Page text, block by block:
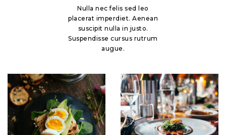
Nulla nec felis sed leo
placerat imperdiet. Aenean
suscipit nulla in justo.
Suspendisse cursus rutrum
augue.
Sipsum primis